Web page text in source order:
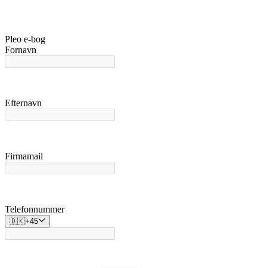
Pleo e-bog
Fornavn
Efternavn
Firmamail
Telefonnummer
🇩🇰+45